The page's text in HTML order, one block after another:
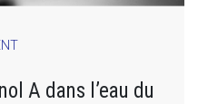
A dans l’eau du